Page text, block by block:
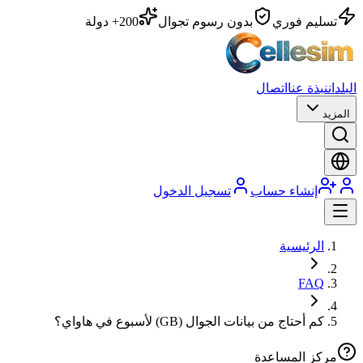
تسليم فوري بدون رسوم تجوال 200+ دولة
البلداننبذة عنا اتصال
المزيد
إنشاء حساب تسجيل الدخول
الرئيسية
FAQ
كم أحتاج من بيانات الجوال (GB) لأسبوع في هاواي؟
مركز المساعدة